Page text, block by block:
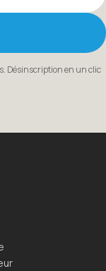
Désinscription en un clic